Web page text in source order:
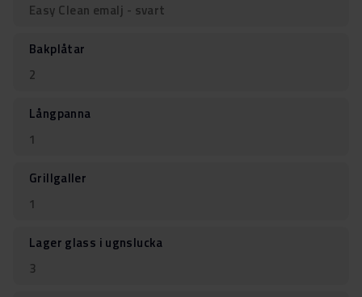
Easy Clean emalj - svart
Bakplåtar
2
Långpanna
1
Grillgaller
1
Lager glass i ugnslucka
3